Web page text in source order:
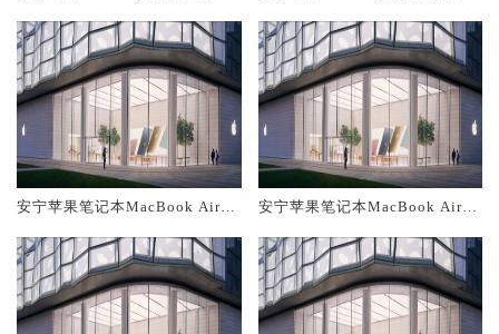
安宁苹果笔记本MacBook Air换
安宁苹果笔记本MacBook Air换